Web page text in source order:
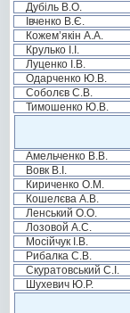
Дубіль В.О.
Івченко В.Є.
Кожем’якін А.А.
Крулько І.І.
Луценко І.В.
Одарченко Ю.В.
Соболєв С.В.
Тимошенко Ю.В.
Амельченко В.В.
Вовк В.І.
Кириченко О.М.
Кошелєва А.В.
Ленський О.О.
Лозовой А.С.
Мосійчук І.В.
Рибалка С.В.
Скуратовський С.І.
Шухевич Ю.Р.